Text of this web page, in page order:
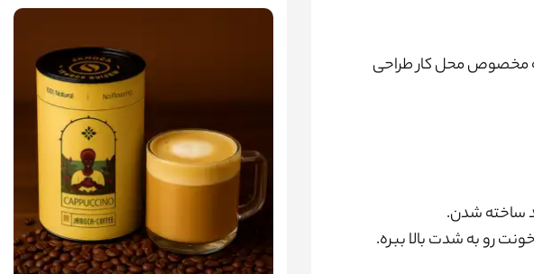
که مخصوص محل کار طراحی
ساخته شدن.
رو به شدت بالا ببره.